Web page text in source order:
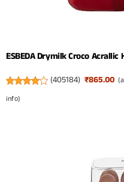
ESBEDA Drymilk Croco
(405184) ₹865.00
info)